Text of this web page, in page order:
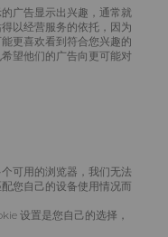
广告显示出兴趣，通常就
以经营服务的依托，因为
更喜欢看到符合您兴趣的
望他们的广告向更可能对
可用的浏览器，我们无法
您自己的设备使用情况而
设置是您自己的选择，